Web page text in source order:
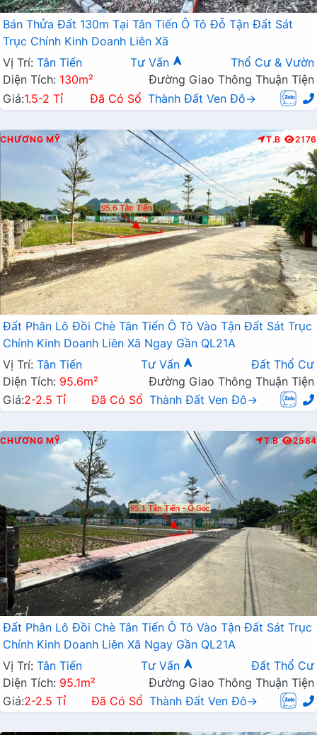
Bán Thửa Đất 130m Tại Tân Tiến Ô Tô Đỗ Tận Đất Sát
Trục Chính Kinh Doanh Liên Xã
Vị Trí: Tân Tiến Tư Vấn
Thổ Cư & Vườn
Diện Tích: 130m²
Đường Giao Thông Thuận Tiện
Giá:1.5-2 Tỉ Đã Có Sổ Thành Đất Ven Đô→
CHƯƠNG MỸ T.B 2176
Đất Phân Lô Đồi Chè Tân Tiến Ô Tô Vào Tận Đất Sát Trục
Chính Kinh Doanh Liên Xã Ngay Gần QL21A
Vị Trí: Tân Tiến Tư Vấn
Đất Thổ Cư
Diện Tích: 95.6m²
Đường Giao Thông Thuận Tiện
Giá:2-2.5 Tỉ Đã Có Sổ Thành Đất Ven Đô→
CHƯƠNG MỸ T.B 2584
Đất Phân Lô Đồi Chè Tân Tiến Ô Tô Vào Tận Đất Sát Trục
Chính Kinh Doanh Liên Xã Ngay Gần QL21A
Vị Trí: Tân Tiến Tư Vấn
Đất Thổ Cư
Diện Tích: 95.1m²
Đường Giao Thông Thuận Tiện
Giá:2-2.5 Tỉ Đã Có Sổ Thành Đất Ven Đô→